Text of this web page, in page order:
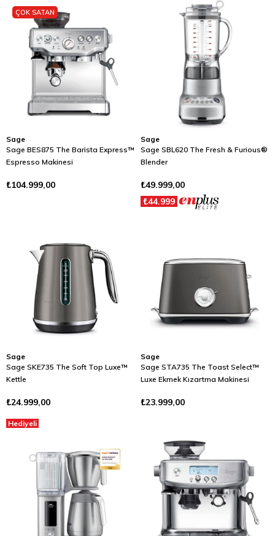
Sage
Sage BES875 The Barista Express™
Espresso Makinesi
₺104.999,00
ÇOK SATAN
Sage
Sage SBL620 The Fresh & Furious®
Blender
₺49.999,00
₺44.999
Sage
Sage SKE735 The Soft Top Luxe™
Kettle
₺24.999,00
Hediyeli
Sage
Sage STA735 The Toast Select™
Luxe Ekmek Kızartma Makinesi
₺23.999,00